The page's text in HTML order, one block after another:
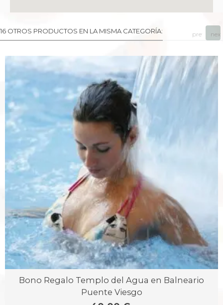
16 OTROS PRODUCTOS EN LA MISMA CATEGORÍA:
Bono Regalo Templo del Agua en Balneario
Puente Viesgo
prev next